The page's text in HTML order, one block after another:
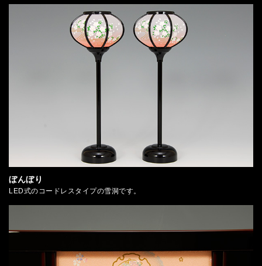
ぼんぼり
LED式のコードレスタイプの雪洞です。